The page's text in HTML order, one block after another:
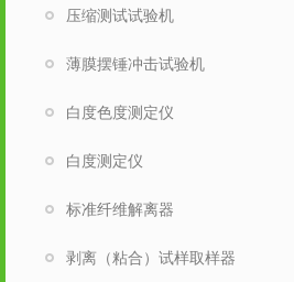
压缩测试试验机
薄膜摆锤冲击试验机
白度色度测定仪
白度测定仪
标准纤维解离器
剥离（粘合）试样取样器